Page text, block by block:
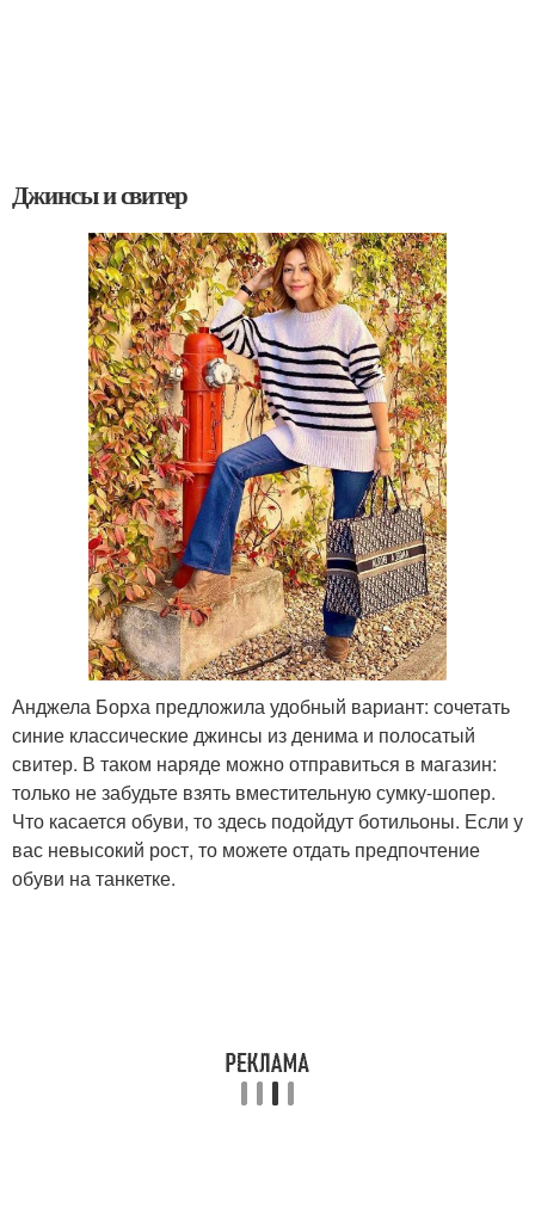
Джинсы и свитер
Анджела Борха предложила удобный вариант: сочетать
синие классические джинсы из денима и полосатый
свитер. В таком наряде можно отправиться в магазин:
только не забудьте взять вместительную сумку-шопер.
Что касается обуви, то здесь подойдут ботильоны. Если у
вас невысокий рост, то можете отдать предпочтение
обуви на танкетке.